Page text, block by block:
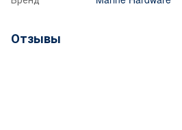
Отзывы